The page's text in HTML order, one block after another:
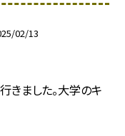
02/13
ました。大学のキ